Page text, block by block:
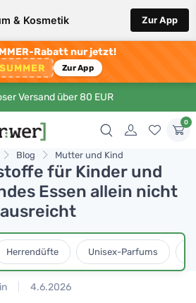
& Kosmetik Zur App
Rabatt nur jetzt!
SUMMER Zur App
Versand über 80 EUR
0
Blog Mutter und Kind
für Kinder und
Essen allein nicht
ausreicht
Herrendüfte Unisex-Parfums
4.6.2026